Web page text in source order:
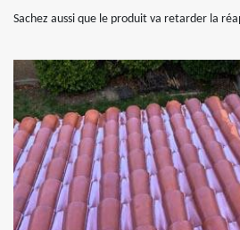
Sachez aussi que le produit va retarder la